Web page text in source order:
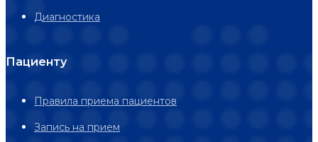
Диагностика
Пациенту
Правила приема пациентов
Запись на прием